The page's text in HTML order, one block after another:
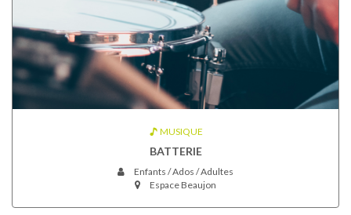
MUSIQUE
BATTERIE
Enfants / Ados / Adultes
Espace Beaujon